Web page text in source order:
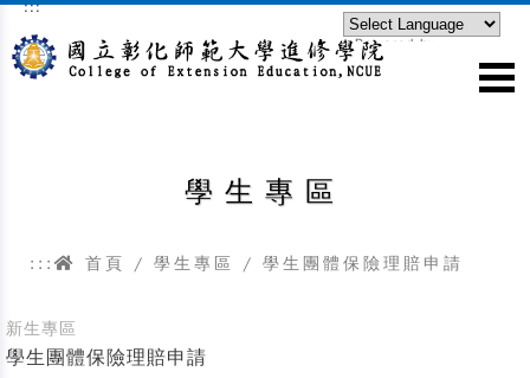
跳到主要內容區塊
:::
Powered by
學生專區
::: 首頁 / 學生專區 / 學生團體保險理賠申請
新生專區
學生團體保險理賠申請